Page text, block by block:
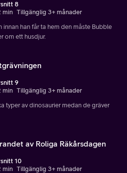
8
min Tillgänglig 3+ månader
innan han får ta hem den måste Bubble
om ett husdjur.
9
min Tillgänglig 3+ månader
typer av dinosaurier medan de gräver
av Roliga Räkårsdagen
10
min Tillgänglig 3+ månader